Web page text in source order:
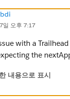
일 오후 7:17
with a
the
내용으로 표시